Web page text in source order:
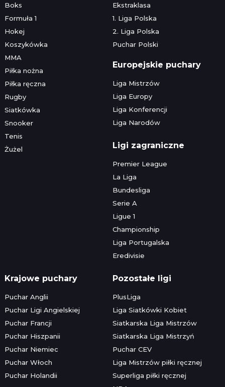
Boks
Formuła 1
Hokej
Koszykówka
MMA
Piłka nożna
Piłka ręczna
Rugby
Siatkówka
Snooker
Tenis
Żużel
Ekstraklasa
1. Liga Polska
2. Liga Polska
Puchar Polski
Europejskie puchary
Liga Mistrzów
Liga Europy
Liga Konferencji
Liga Narodów
Ligi zagraniczne
Premier League
La Liga
Bundesliga
Serie A
Ligue 1
Championship
Liga Portugalska
Eredivisie
Krajowe puchary
Puchar Anglii
Puchar Ligi Angielskiej
Puchar Francji
Puchar Hiszpanii
Puchar Niemiec
Puchar Włoch
Puchar Holandii
Pozostałe ligi
PlusLiga
Liga Siatkówki Kobiet
Siatkarska Liga Mistrzów
Siatkarska Liga Mistrzyń
Puchar CEV
Liga Mistrzów piłki ręcznej
Superliga piłki ręcznej